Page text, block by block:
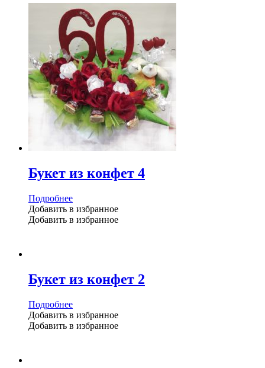
Букет из конфет 4
Подробнее
Добавить в избранное
Добавить в избранное
Букет из конфет 2
Подробнее
Добавить в избранное
Добавить в избранное